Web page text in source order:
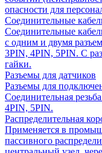
опасности для
Соединительные
Соединительные
с одним и двумя
3PIN, 4PIN, 5PIN. С
гайки.
Разъемы для датчиков
Разъемы для
Соединительная
4PIN, 5PIN.
Распределительная
Применяется в
пассивного